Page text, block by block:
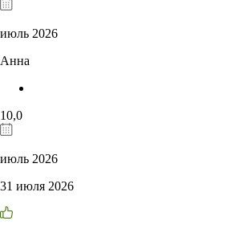
июль 2026
Анна
10,0
июль 2026
31 июля 2026